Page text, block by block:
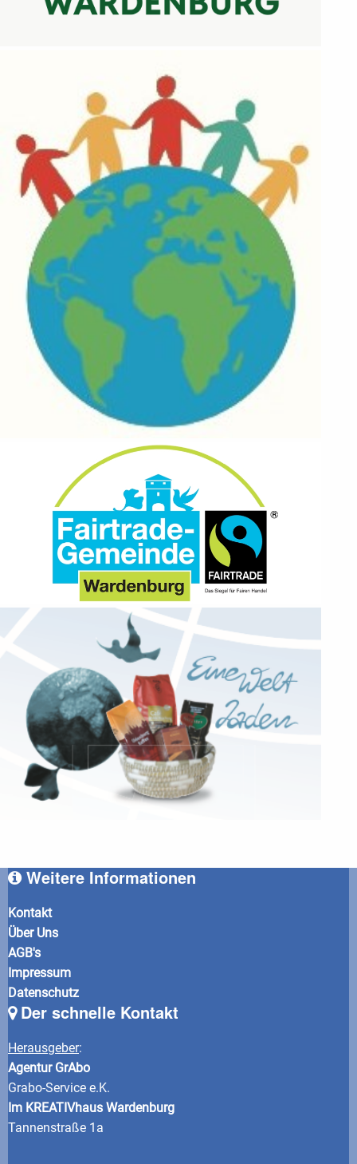
Weitere Informationen
Kontakt
Über Uns
AGB's
Impressum
Datenschutz
Der schnelle Kontakt
Herausgeber:
Agentur GrAbo
Grabo-Service e.K.
Im KREATIVhaus Wardenburg
Tannenstraße 1a